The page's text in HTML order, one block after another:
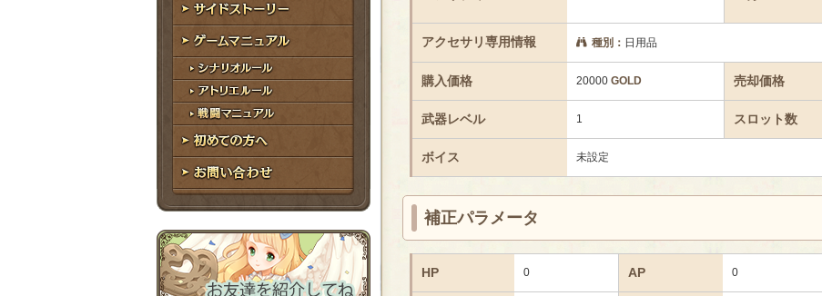
サイドストーリー
ゲームマニュアル
シナリオルール
アトリエルール
戦闘マニュアル
初めての方へ
お問い合わせ
アクセサリ専用情報 種別： 日用品
購入価格 20000 GOLD 売却価格
武器レベル 1 スロット数
ボイス 未設定
補正パラメータ
HP 0 AP 0